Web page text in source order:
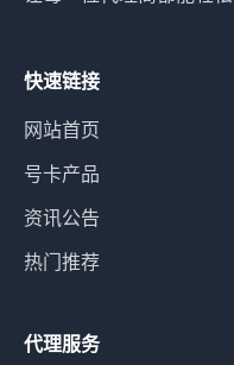
快速链接
网站首页
号卡产品
资讯公告
热门推荐
代理服务